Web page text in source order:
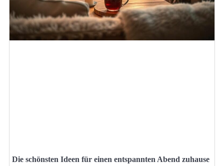
Die schönsten Ideen für einen entspannten Abend zuhause